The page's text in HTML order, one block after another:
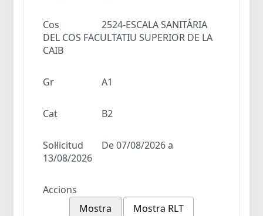
Cos
2524-ESCALA SANITÀRIA
DEL COS FACULTATIU SUPERIOR DE LA
CAIB
Gr A1
Cat B2
Sol·licitud
De 07/08/2026 a
13/08/2026
Accions
Mostra
Mostra RLT